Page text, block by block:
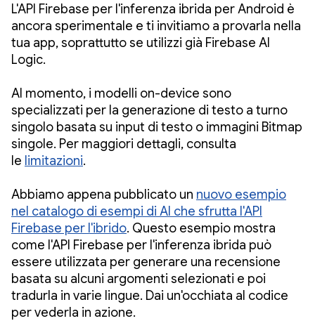
L'API Firebase per l'inferenza ibrida per Android è
ancora sperimentale e ti invitiamo a provarla nella
tua app, soprattutto se utilizzi già Firebase AI
Logic.
Al momento, i modelli on-device sono
specializzati per la generazione di testo a turno
singolo basata su input di testo o immagini Bitmap
singole. Per maggiori dettagli, consulta
le limitazioni.
Abbiamo appena pubblicato un nuovo esempio
nel catalogo di esempi di AI che sfrutta l'API
Firebase per l'ibrido. Questo esempio mostra
come l'API Firebase per l'inferenza ibrida può
essere utilizzata per generare una recensione
basata su alcuni argomenti selezionati e poi
tradurla in varie lingue. Dai un'occhiata al codice
per vederla in azione.